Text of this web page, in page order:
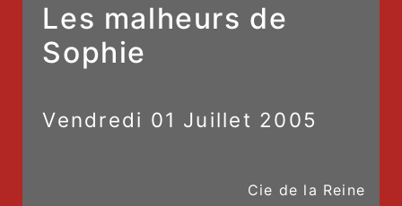
Les malheurs de
Sophie
Vendredi 01 Juillet 2005
Cie de la Reine